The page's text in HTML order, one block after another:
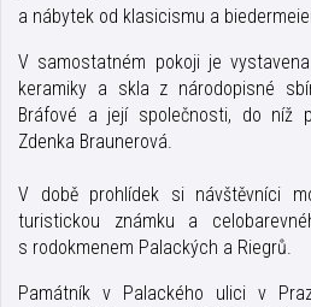
a nábytek od klasicismu a
V samostatném pokoji je
keramiky a skla z národopisné
Bráfové a její společnosti, do níž
Zdenka Braunerová.
V době prohlídek si návštěvníci
turistickou známku a
s rodokmenem Palackých a Riegrů.
Památník v Palackého ulici v